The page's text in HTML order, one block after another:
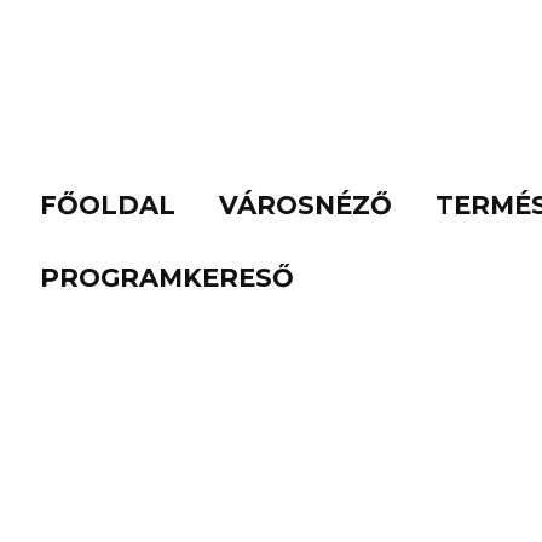
FŐOLDAL VÁROSNÉZŐ
PROGRAMKERESŐ